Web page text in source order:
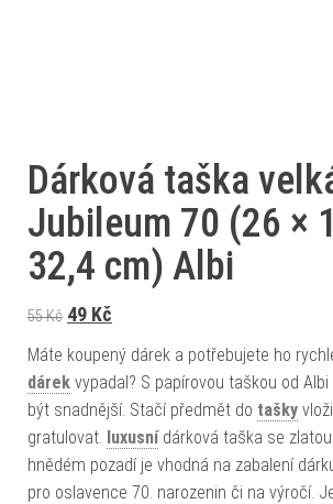
Dárková taška
Jubileum 70 (26 ×
32,4 cm) Albi
55Kč Původní cena byla: 55 Kč.
49 Kč
Máte koupený dárek a potřebujete ho
dárek vypadal? S papírovou taškou od
být snadnější. Stačí předmět do tašky
gratulovat. luxusnídárková taška se
hnědém pozadí je vhodná na zabalení
pro oslavence 70. narozenin či na výročí.